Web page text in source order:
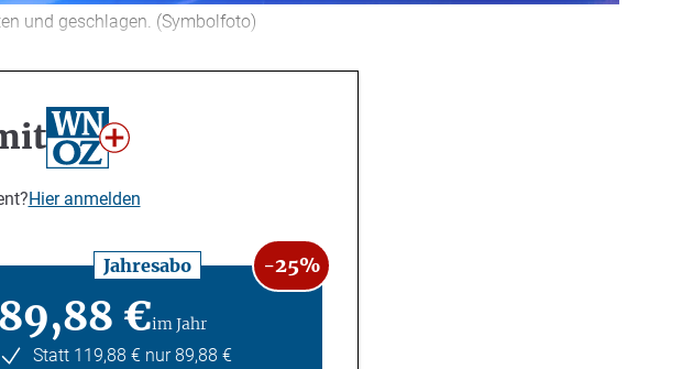
und geschlagen. (Symbolfoto)
Hier anmelden
Jahresabo -25%
89,88 €im Jahr
Statt 119,88 € nur 89,88 €